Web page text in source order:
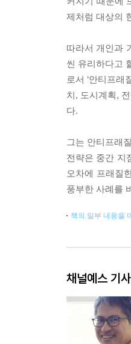
제처럼 대상의
따라서 개인과
씬 유리하다고
로서 ‘안티프
치, 도시계획,
다.
그는 안티프래
전략은 중간 지
오차에 프래질
풍부한 사례를
책의 일부 내용을
채널예스 기사